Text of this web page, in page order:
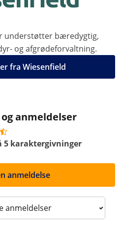
understøtter bæredygtig,
og afgrødeforvaltning.
fra Wiesenfield
anmeldelser
5 karaktergivninger
anmeldelse